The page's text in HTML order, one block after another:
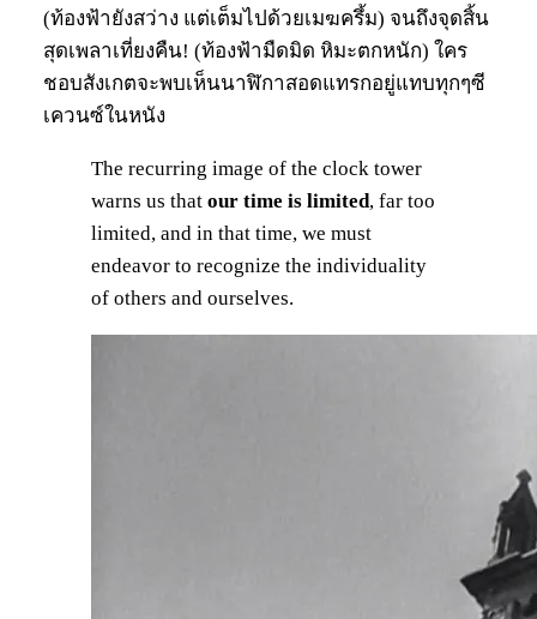
(ท้องฟ้ายังสว่าง แต่เต็มไปด้วยเมฆครึ้ม) จนถึงจุดสิ้น
สุดเพลาเที่ยงคืน! (ท้องฟ้ามืดมิด หิมะตกหนัก) ใคร
ชอบสังเกตจะพบเห็นนาฬิกาสอดแทรกอยู่แทบทุกๆซี
เควนซ์ในหนัง
The recurring image of the clock tower
warns us that our time is limited, far too
limited, and in that time, we must
endeavor to recognize the individuality
of others and ourselves.